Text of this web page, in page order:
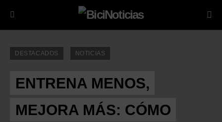
DESTACADOS NOTICIAS
ENTRENA MENOS,
MEJORA MÁS: CÓMO